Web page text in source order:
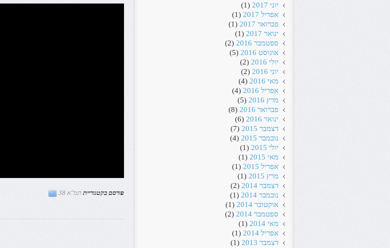
פורסם בקטגוריית תמ"א 38
יוני 2017
(1)
אפריל 2017
(1)
פברואר 2017
(1)
ינואר 2017
(1)
ספטמבר 2016
(2)
אוגוסט 2016
(5)
יולי 2016
(2)
יוני 2016
(2)
מאי 2016
(4)
אפריל 2016
(4)
מרץ 2016
(5)
פברואר 2016
(8)
ינואר 2016
(6)
דצמבר 2015
(7)
נובמבר 2015
(4)
יולי 2015
(1)
מאי 2015
(1)
אפריל 2015
(1)
מרץ 2015
(1)
דצמבר 2014
(2)
נובמבר 2014
(1)
אוקטובר 2014
(1)
ספטמבר 2014
(2)
מאי 2014
(1)
אפריל 2014
(1)
דצמבר 2013
(1)